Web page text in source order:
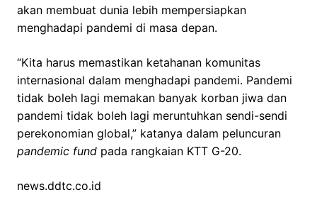
akan membuat dunia lebih mempersiapkan
menghadapi pandemi di masa depan.
“Kita harus memastikan ketahanan komunitas
internasional dalam menghadapi pandemi. Pandemi
tidak boleh lagi memakan banyak korban jiwa dan
pandemi tidak boleh lagi meruntuhkan sendi-sendi
perekonomian global,” katanya dalam peluncuran
pandemic fund pada rangkaian KTT G-20.
news.ddtc.co.id